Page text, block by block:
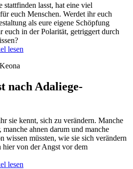
stattfinden lasst, hat eine viel
euch Menschen. Werdet ihr euch
als eure eigene Schöpfung
euch in der Polarität, getriggert durch
lesen
nach Adaliege-
sie kennt, sich zu verändern. Manche
ahnen darum und manche
wissen müssten, wie sie sich verändern
von der Angst vor dem
lesen